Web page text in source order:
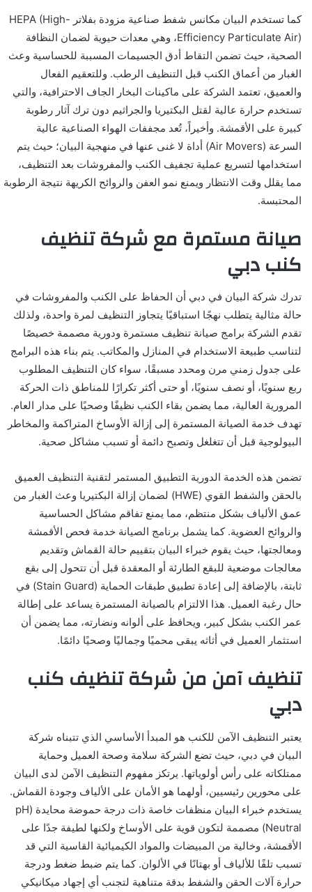
كما تستخدم البيان مكانس شفط صناعية مزودة بفلاتر HEPA (High-
Efficiency Particulate Air)، وهي معدات حيوية لضمان النظافة
الصحية، حيث تضمن التقاط أدق الجسيمات المسببة للحساسية وعث
الغبار من أعماق الكنب قبل التنظيف الرطب. وللتعقيم الفعال
والعميق، تعتمد الشركة على ماكينات البخار الجاف الاحترافية، والتي
تستخدم حرارة عالية لقتل البكتيريا والجراثيم دون ترك آثار رطوبة
كبيرة على الأقمشة. وأخيراً، تُعد مجففات الهواء الصناعية عالية
السرعة (Air Movers) أداة لا غنى عنها في منهجية البيان؛ حيث يتم
استخدامها لتسريع عملية تجفيف الكنب والمفروشات بعد التنظيف،
مما يقلل وقت الانتظار ويمنع نمو العفن والروائح الكريهة نتيجة الرطوبة
المحتبسة.
صيانة مستمرة مع شركة تنظيف
كنب دبي
تدرك شركة البيان في دبي أن الحفاظ على الكنب والمفروشات في
حالة مثالية يتطلب نهجًا استباقيًا يتجاوز التنظيف لمرة واحدة، ولذلك
تقدم الشركة برامج صيانة تنظيف مستمرة ودورية مصممة خصيصًا
لتناسب طبيعة الاستخدام في المنازل والمكاتب. يتم بناء هذه البرامج
على جدول زمني مرن ومحدد مسبقًا، سواء كان التنظيف المطلوب
ربع سنويًا، أو نصف سنويًا، أو حتى أكثر تكرارًا للمناطق ذات الحركة
المرورية العالية، مما يضمن بقاء الكنب نظيفًا وصحيًا على مدار العام.
تهدف خدمة الصيانة المستمرة إلى إزالة الأوساخ المتراكمة والمخاطر
البيولوجية قبل أن تتغلغل وتصبح دائمة أو تسبب مشاكل صحية.
تضمن هذه الخدمة الدورية التطبيق المستمر لتقنية التنظيف العميق
بالحقن والشفط القوي (HWE) لضمان إزالة البكتيريا وعث الغبار من
عمق الألياف بشكل منتظم، مما يمنع تفاقم مشاكل الحساسية
والروائح العضوية. كما يشمل برنامج الصيانة خدمة فحص الأقمشة
ومعالجتها، حيث يقوم خبراء البيان بتقييم حالة القماش وتقديم
معالجات موضعية للبقع الطارئة أو المعقدة قبل أن تتحول إلى بقع
ثابتة، بالإضافة إلى إعادة تطبيق طبقات الحماية (Stain Guard) في
حال رغبة العميل. هذا الالتزام بالصيانة المستمرة يساعد على إطالة
عمر الكنب بشكل كبير، ويحافظ على ألوانه ونضارته، مما يضمن أن
استثمار العميل في أثاثه يبقى محميًا وجماليًا وصحيًا دائمًا.
تنظيف آمن من شركة تنظيف كنب
دبي
يعتبر التنظيف الآمن للكنب هو المبدأ الأساسي الذي تتبناه شركة
البيان في دبي، حيث تضع الشركة سلامة وصحة العميل وحماية
ممتلكاته على رأس أولوياتها. يرتكز مفهوم التنظيف الآمن لدى البيان
على محورين رئيسيين، أولهما هو الأمان على الألياف وجودة القماش.
يستخدم خبراء البيان منظفات خاصة ذات درجة حموضة محايدة (pH
Neutral) مصممة لتكون قوية على الأوساخ ولكنها لطيفة جدًا على
الأقمشة، وخالية من المبيضات والمواد الكيميائية القاسية التي قد
تسبب تلفًا للألياف أو بهتانًا في الألوان. كما يتم ضبط ضغط ودرجة
حرارة آلات الحقن والشفط بدقة متناهية لتجنب أي إجهاد ميكانيكي